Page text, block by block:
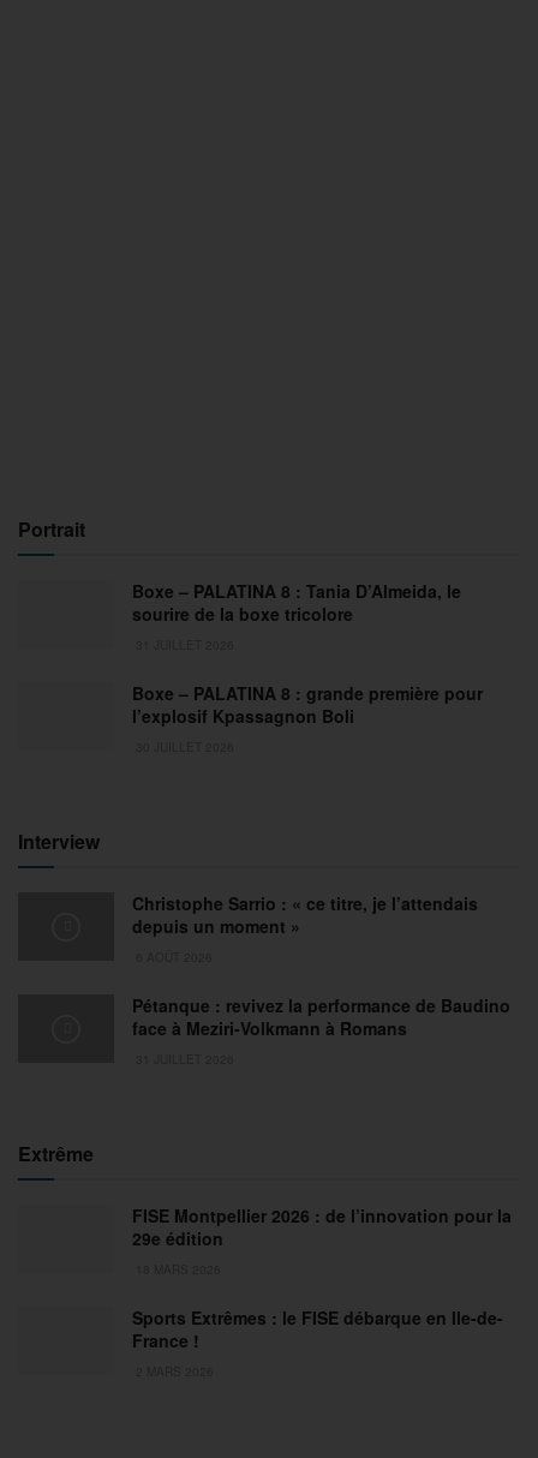
Portrait
Boxe – PALATINA 8 : Tania D’Almeida, le
sourire de la boxe tricolore
Boxe – PALATINA 8 : grande première pour
l’explosif Kpassagnon Boli
Interview
Christophe Sarrio : « ce titre, je l’attendais
depuis un moment »
Pétanque : revivez la performance de Baudino
face à Meziri-Volkmann à Romans
Extrême
FISE Montpellier 2026 : de l’innovation pour la
29e édition
Sports Extrêmes : le FISE débarque en Ile-de-
France !